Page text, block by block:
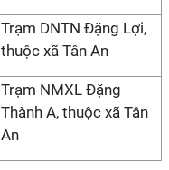
Trạm DNTN Đặng Lợi,
thuộc xã Tân An
Trạm NMXL Đặng
Thành A, thuộc xã Tân
An